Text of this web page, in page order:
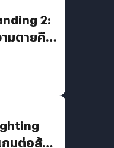
2:
มตายคือ
มต่อสู้ใน